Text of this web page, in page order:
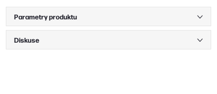
Parametry produktu
Diskuse